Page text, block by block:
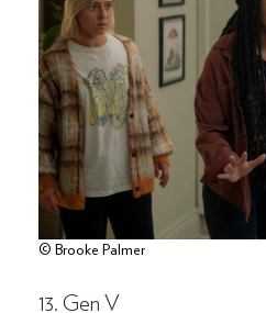
© Brooke Palmer
13. Gen V